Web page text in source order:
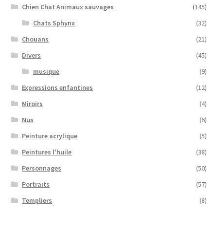
Chien Chat Animaux sauvages
(145)
Chats Sphynx
(32)
Chouans
(21)
Divers
(45)
musique
(9)
Expressions enfantines
(12)
Miroirs
(4)
Nus
(6)
Peinture acrylique
(5)
Peintures l'huile
(38)
Personnages
(50)
Portraits
(57)
Templiers
(8)